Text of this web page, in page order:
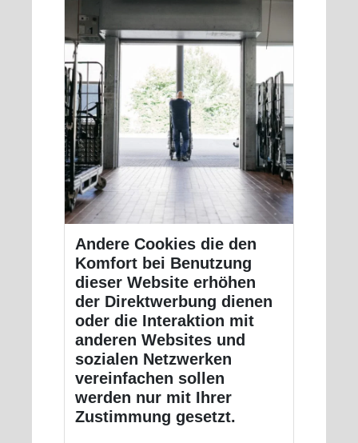
Andere Cookies die den
Komfort bei Benutzung
dieser Website erhöhen
der Direktwerbung dienen
oder die Interaktion mit
anderen Websites und
sozialen Netzwerken
vereinfachen sollen
werden nur mit Ihrer
Zustimmung gesetzt.